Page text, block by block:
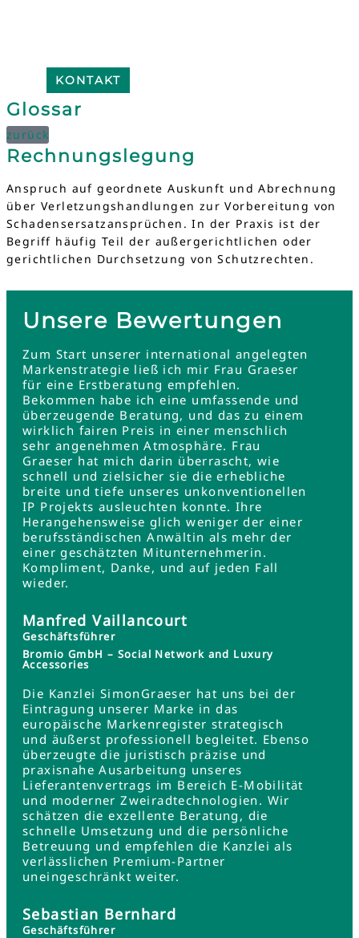
KONTAKT
Glossar
zurück
Rechnungslegung
Anspruch auf geordnete Auskunft und Abrechnung
über Verletzungshandlungen zur Vorbereitung von
Schadensersatzansprüchen. In der Praxis ist der
Begriff häufig Teil der außergerichtlichen oder
gerichtlichen Durchsetzung von Schutzrechten.
Unsere Bewertungen
Zum Start unserer international angelegten
Markenstrategie ließ ich mir Frau Graeser
für eine Erstberatung empfehlen.
Bekommen habe ich eine umfassende und
überzeugende Beratung, und das zu einem
wirklich fairen Preis in einer menschlich
sehr angenehmen Atmosphäre. Frau
Graeser hat mich darin überrascht, wie
schnell und zielsicher sie die erhebliche
breite und tiefe unseres unkonventionellen
IP Projekts ausleuchten konnte. Ihre
Herangehensweise glich weniger der einer
berufsständischen Anwältin als mehr der
einer geschätzten Mitunternehmerin.
Kompliment, Danke, und auf jeden Fall
wieder.
Manfred Vaillancourt
Geschäftsführer
Bromio GmbH – Social Network and Luxury
Accessories
Die Kanzlei SimonGraeser hat uns bei der
Eintragung unserer Marke in das
europäische Markenregister strategisch
und äußerst professionell begleitet. Ebenso
überzeugte die juristisch präzise und
praxisnahe Ausarbeitung unseres
Lieferantenvertrags im Bereich E-Mobilität
und moderner Zweiradtechnologien. Wir
schätzen die exzellente Beratung, die
schnelle Umsetzung und die persönliche
Betreuung und empfehlen die Kanzlei als
verlässlichen Premium-Partner
uneingeschränkt weiter.
Sebastian Bernhard
Geschäftsführer